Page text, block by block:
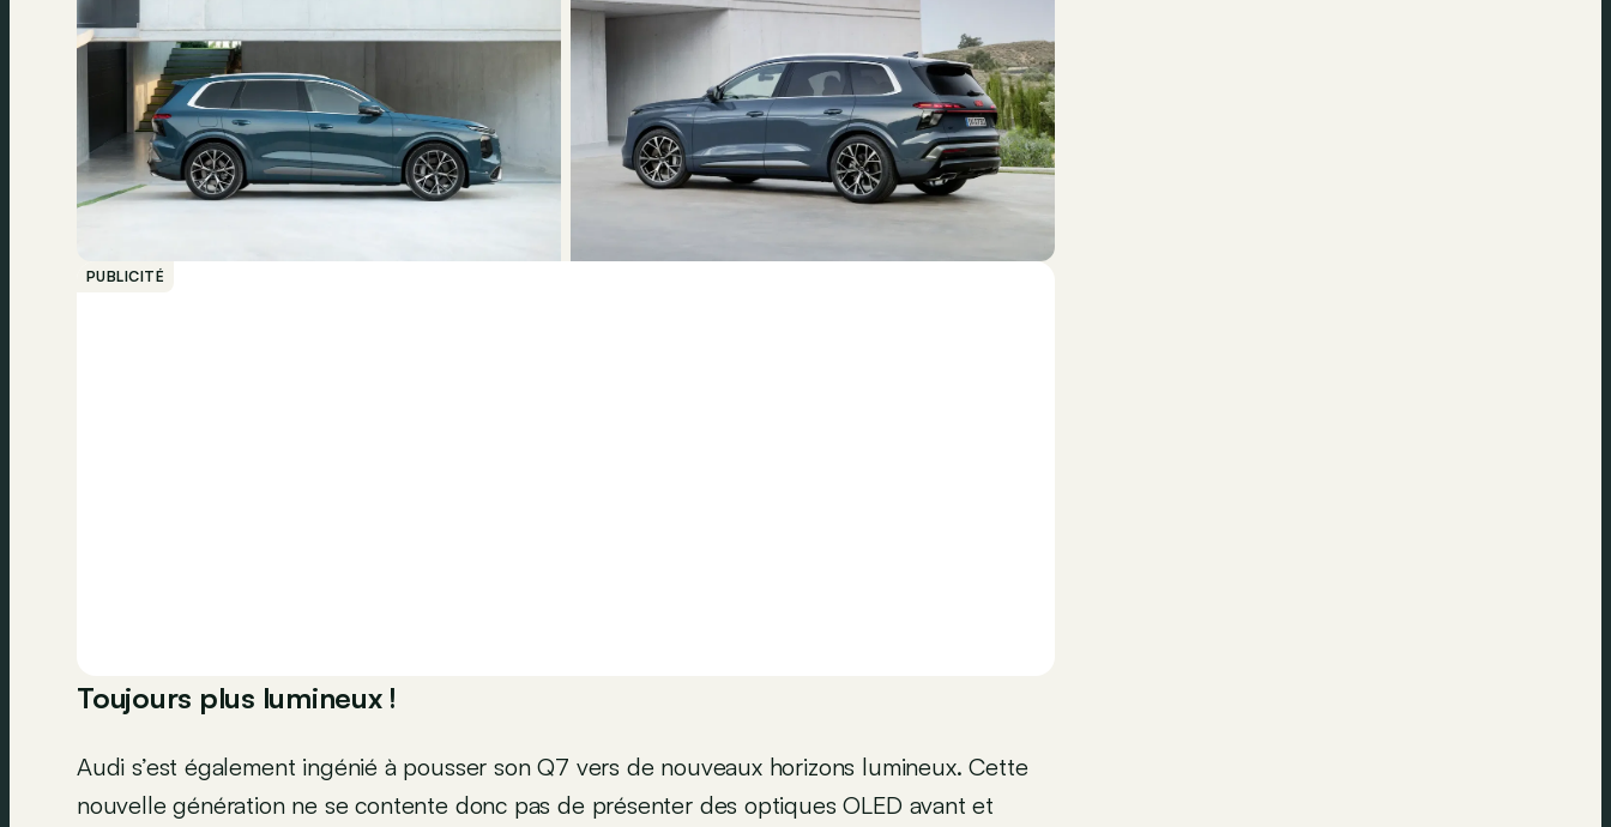
PUBLICITÉ
Toujours plus lumineux !
Audi s’est également ingénié à pousser son Q7 vers de nouveaux horizons lumineux. Cette
nouvelle génération ne se contente donc pas de présenter des optiques OLED avant et